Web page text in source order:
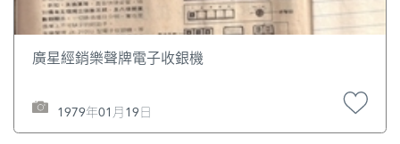
廣星經銷樂聲牌電子收銀機
1979年01月19日